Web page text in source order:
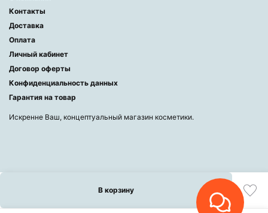
В корзину
Контакты
Доставка
Оплата
Личный кабинет
Договор оферты
Конфиденциальность данных
Гарантия на товар
Искренне Ваш, концептуальный магазин косметики.